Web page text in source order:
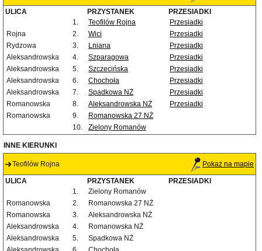
ULICA PRZYSTANEK
PRZESIADKI
1.
Teofilów Rojna
Przesiadki
Rojna
2. Wici
Przesiadki
Rydzowa
3. Lniana
Przesiadki
Aleksandrowska
4. Szparagowa
Przesiadki
Aleksandrowska
5. Szczecińska
Przesiadki
Aleksandrowska
6. Chochoła
Przesiadki
Aleksandrowska
7. Spadkowa NŻ
Przesiadki
Romanowska
8. Aleksandrowska NŻ
Przesiadki
Romanowska
9.
Romanowska 27 NŻ
10.
Zielony Romanów
INNE KIERUNKI
Teofilów Rojna Pokaż na mapie
ULICA PRZYSTANEK
PRZESIADKI
1.
Zielony Romanów
Romanowska
2.
Romanowska 27 NŻ
Romanowska
3.
Aleksandrowska NŻ
Aleksandrowska
4.
Romanowska NŻ
Aleksandrowska
5.
Spadkowa NŻ